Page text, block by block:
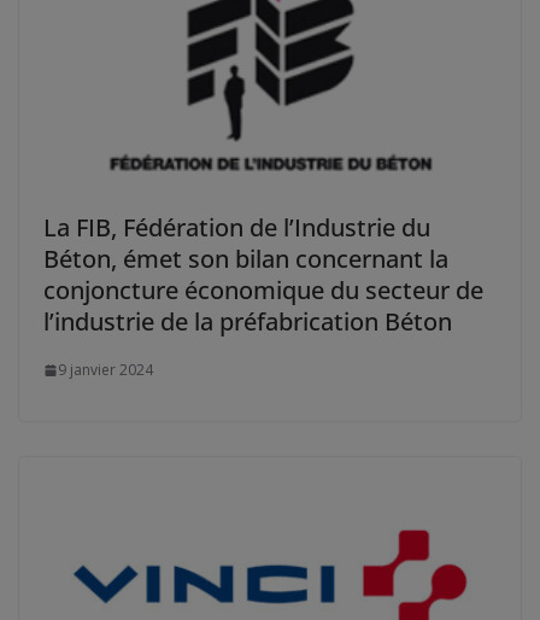
La FIB, Fédération de l’Industrie du
Béton, émet son bilan concernant la
conjoncture économique du secteur de
l’industrie de la préfabrication Béton
9 janvier 2024